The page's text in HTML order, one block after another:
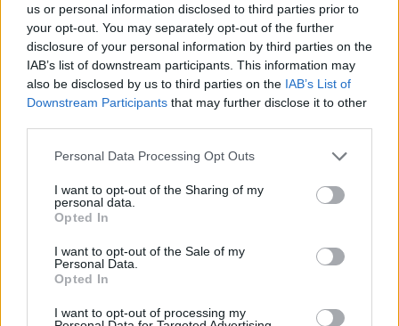
us or personal information disclosed to third parties prior to
your opt-out. You may separately opt-out of the further
disclosure of your personal information by third parties on the
IAB’s list of downstream participants. This information may
also be disclosed by us to third parties on the IAB’s List of
Downstream Participants that may further disclose it to other
Personal Data Processing Opt Outs
I want to opt-out of the Sharing of my
personal data.
Opted In
I want to opt-out of the Sale of my
Personal Data.
Opted In
I want to opt-out of processing my
Esim for USA|Esim for Italy|Esim for Spain | Esim